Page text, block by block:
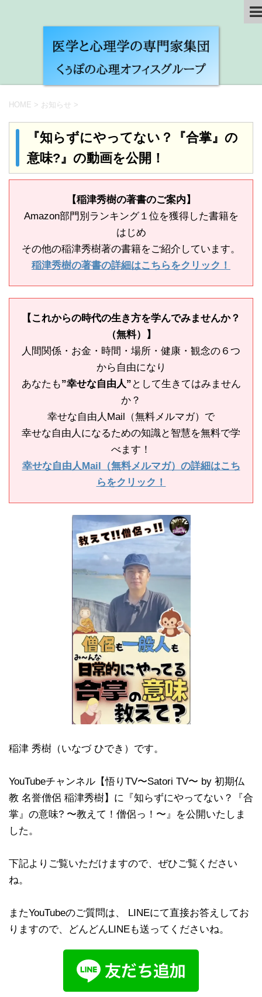
HOME > お知らせ >
『知らずにやってない？『合掌』の
意味?』の動画を公開！
【稲津秀樹の著書のご案内】
Amazon部門別ランキング１位を獲得した書籍を
はじめ
その他の稲津秀樹著の書籍をご紹介しています。
稲津秀樹の著書の詳細はこちらをクリック！
【これからの時代の生き方を学んでみませんか？
（無料）】
人間関係・お金・時間・場所・健康・観念の６つ
から自由になり
あなたも”幸せな自由人” として生きてはみません
か？
幸せな自由人Mail（無料メルマガ）で
幸せな自由人になるための知識と智慧を無料で学
べます！
幸せな自由人Mail（無料メルマガ）の詳細はこち
らをクリック！
稲津 秀樹（いなづ ひでき）です。
YouTubeチャンネル【悟りTV〜Satori TV〜 by 初期仏
教 名誉僧侶 稲津秀樹】に『知らずにやってない？『合
掌』の意味? 〜教えて！僧侶っ！〜』を公開いたしま
した。
下記よりご覧いただけますので、ぜひご覧ください
ね。
またYouTubeのご質問は、 LINEにて直接お答えしてお
りますので、どんどんLINEも送ってくださいね。